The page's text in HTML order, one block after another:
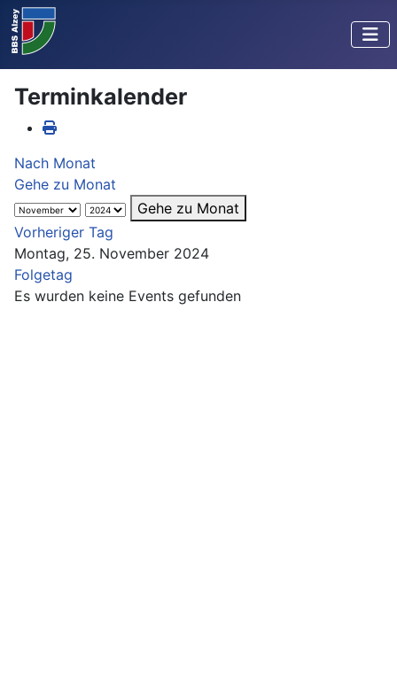
Terminkalender
Nach Monat
Gehe zu Monat
Gehe zu Monat
Vorheriger Tag
Montag, 25. November 2024
Folgetag
Es wurden keine Events gefunden